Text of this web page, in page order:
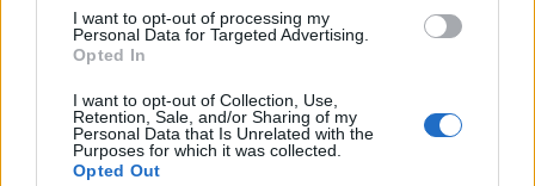
I want to opt-out of processing my
Personal Data for Targeted Advertising.
Opted In
I want to opt-out of Collection, Use,
Retention, Sale, and/or Sharing of my
Personal Data that Is Unrelated with the
Purposes for which it was collected.
Opted Out
ZGŁOŚ POPRAWKĘ
6. ściągać(płyn)